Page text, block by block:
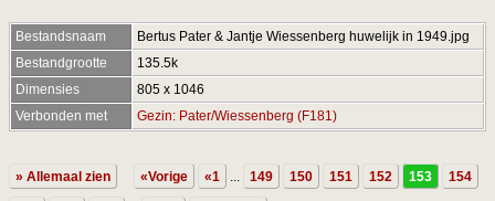
Bestandsnaam
Bertus Pater & Jantje Wiessenberg huwelijk in 1949.jpg
Bestandgrootte
135.5k
Dimensies
805 x 1046
Verbonden met
Gezin: Pater/Wiessenberg (F181)
» Allemaal zien «Vorige «1 ... 149 150 151 152 153 154